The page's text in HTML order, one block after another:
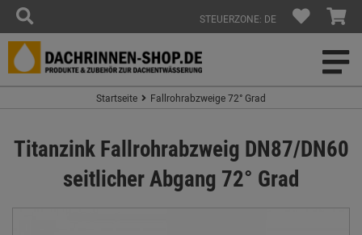
STEUERZONE: DE
Startseite Fallrohrabzweige 72° Grad
Titanzink Fallrohrabzweig DN87/DN60
seitlicher Abgang 72° Grad